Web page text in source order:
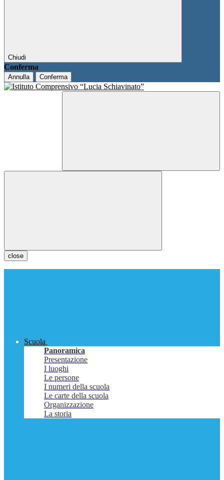
Chiudi
Conferma
Annulla Conferma
close
Scuola
Panoramica
Presentazione
I luoghi
Le persone
I numeri della scuola
Le carte della scuola
Organizzazione
La storia